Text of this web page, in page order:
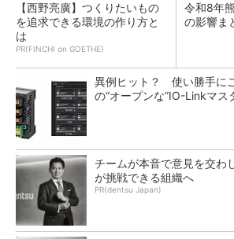
【西野亮廣】つくりたいもの
を追求できる環境の作り方と
は
PR(FINCHI on GOETHE)
令和8年
の影響ま
異例ヒット？ 使い勝手に
の“オープンな”IO-Linkマス
チームが本音で意見を交わ
が挑戦できる組織へ
PR(dentsu Japan)